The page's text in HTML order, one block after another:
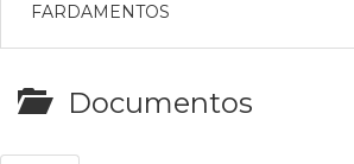
FARDAMENTOS
Documentos